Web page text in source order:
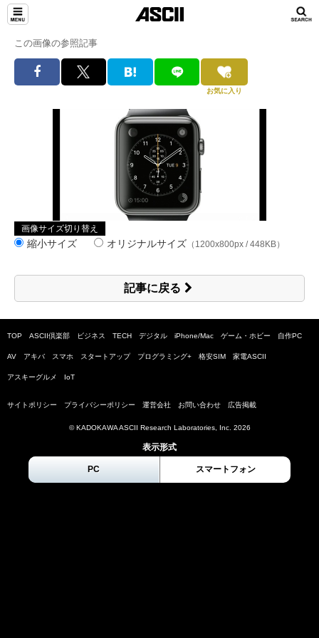
この画像の参照記事
お気に入り
画像サイズ切り替え
縮小サイズ オリジナルサイズ （1200x800px / 448KB）
記事に戻る
TOP ASCII倶楽部 ビジネス TECH デジタル iPhone/Mac ゲーム・ホビー 自作PC
AV アキバ スマホ スタートアップ プログラミング+ 格安SIM 家電ASCII
アスキーグルメ IoT
サイトポリシー プライバシーポリシー 運営会社 お問い合わせ 広告掲載
© KADOKAWA ASCII Research Laboratories, Inc. 2026
表示形式
PC スマートフォン